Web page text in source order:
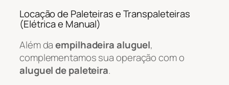
Locação de Paleteiras e Transpaleteiras
(Elétrica e Manual)
Além daempilhadeira aluguel,
complementamos sua operação com o
aluguel de paleteira.